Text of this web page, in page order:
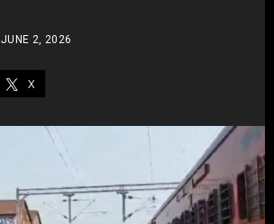
X
JUNE 2, 2026